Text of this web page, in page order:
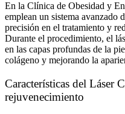
En la Clínica de Obesidad y
emplean un sistema avanzado
precisión en el tratamiento y
Durante el procedimiento, el
en las capas profundas de la
colágeno y mejorando la
Características del Láser
rejuvenecimiento